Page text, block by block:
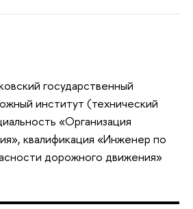
государственный
институт (технический
«Организация
квалификация «Инженер по
дорожного движения»